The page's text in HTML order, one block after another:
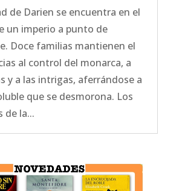
de Darien se encuentra en el
un imperio a punto de
Doce familias mantienen el
al control del monarca, a
y a las intrigas, aferrándose a
que se desmorona. Los
de la...